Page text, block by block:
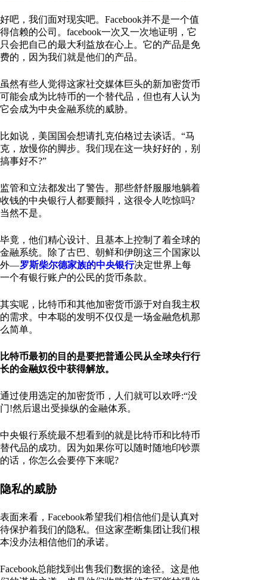
好吧，我们面对现实吧。Facebook并不是一个值
得信赖的公司。facebook一次又一次地证明，它
只会把自己的最大利益放在心上。它的产品是免
费的，因为我们就是他们的产品。
虽然有些人觉得这家社交媒体巨头的新加密货币
可能会成为比特币的一个替代品，但也有人认为
它会成为中央金融系统的威胁。
比如说，美国国会想请扎克伯格过去谈话。“马
克，放慢你的脚步。我们现在这一块好好的，别
搞事好不?”
监管和立法都发出了警告。那些舒舒服服地躺着
收钱的中央银行人都要颤抖，这很令人吃惊吗?
当然不是。
毕竟，他们精心设计、且基本上控制了着全球的
金融系统。除了古巴、朝鲜和伊朗这三个国家以
外—罗斯柴尔德家族的中央银行决定世界上每
一个有银行账户的公民的货币条款。
其实呢，比特币和其他加密货币源于对自我主权
的需求。中本聪的发明不仅仅是一场金融危机那
么简单。
比特币最初的目的是要把普通公民从全球央行行
长的金融奴役中获得解放。
通过使用选定的加密货币，人们就可以欢呼:“没
门!然后退出受操纵的金融体系。
中央银行系统最不想看到的就是比特币和比特币
替代品的成功。因为如果你可以随时随地印钞票
的话，你怎么会要停下来呢?
隐私的威胁
表面来看，Facebook希望我们相信他们是认真对
待保护着我们的隐私。但这家垄断集团让我们根
本没办法相信他们的承诺。
Facebook总能找到出售我们数据的途径。这是他